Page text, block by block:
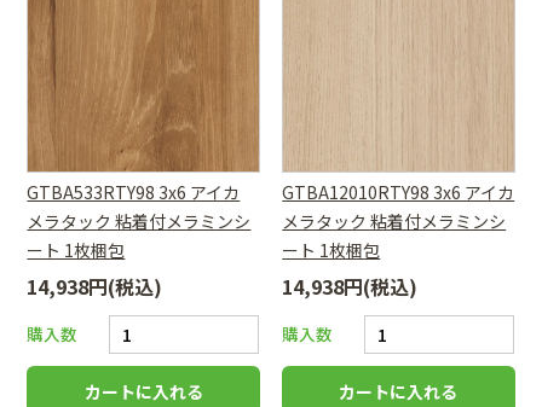
GTBA533RTY98 3x6 アイカ
メラタック 粘着付メラミンシ
ート 1枚梱包
14,938円(税込)
購入数
GTBA12010RTY98 3x6 アイカ
メラタック 粘着付メラミンシ
ート 1枚梱包
14,938円(税込)
購入数